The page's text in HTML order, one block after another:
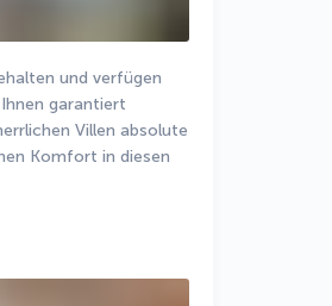
und verfügen
garantiert
Villen absolute
Komfort in diesen